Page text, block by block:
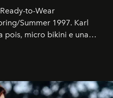
to-Wear
Summer 1997. Karl
pois, micro bikini e una
l'altra. Trent'anni dopo,
che abbiamo.